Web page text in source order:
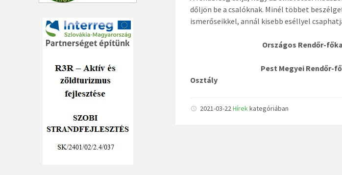
dőljön be a csalóknak. Minél többet
ismerőseikkel, annál kisebb eséllyel
Országos Rendőr-
Pest Megyei Rendőr-
Osztály
2021-03-22Hírekkategóriában